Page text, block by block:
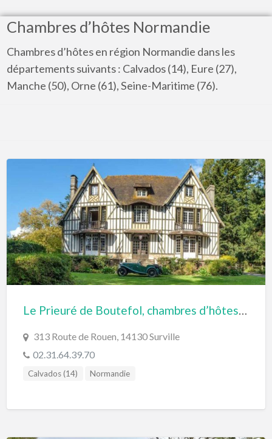
Chambres d’hôtes Normandie
Chambres d’hôtes en région Normandie dans les
départements suivants : Calvados (14), Eure (27),
Manche (50), Orne (61), Seine-Maritime (76).
Le Prieuré de Boutefol, chambres d’hôtes dans le Calvados (Surville, Normandie)
313 Route de Rouen, 14130 Surville
02.31.64.39.70
Calvados (14) Normandie